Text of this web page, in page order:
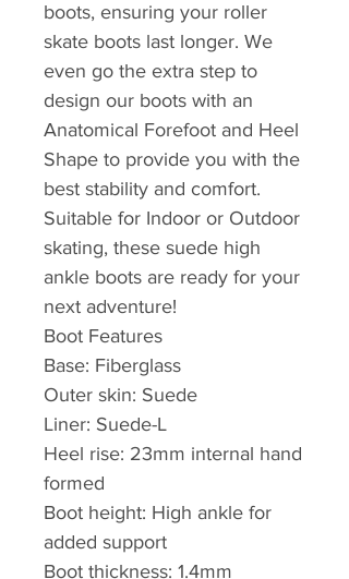
boots, ensuring your roller
skate boots last longer. We
even go the extra step to
design our boots with an
Anatomical Forefoot and Heel
Shape to provide you with the
best stability and comfort.
Suitable for Indoor or Outdoor
skating, these suede high
ankle boots are ready for your
next adventure!
Boot Features
Base: Fiberglass
Outer skin: Suede
Liner: Suede-L
Heel rise: 23mm internal hand
formed
Boot height: High ankle for
added support
Boot thickness: 1.4mm